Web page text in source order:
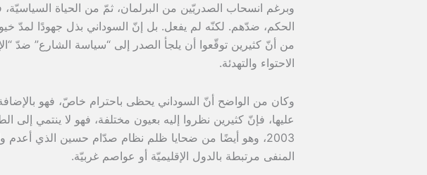
وبرغم انسحاب الصدريّين من البرلمان، ثمّ من الحياة
الحكم، ضدّهم. لكنّه لم يفعل. بل إنّ السوداني بذل جهودًا لمدّ
من أنّ كثيرين توقّعوا أن يلجأ الصدر إلى “سياسة الشارع” ضدّ
الاحتواء والتهدئة.
وكان من الواضح أنّ السوداني يحظى باحترام خاصّ، فهو
عليها، فإنّ كثيرين نظروا إليه بعيون مختلفة، فهو لا ينتمي إلى
2003، وهو أيضًا من ضحايا ظلم نظام صدّام حسين الذي
المنفى مرتبطة بالدول الإقليميّة أو عواصم غربيّة.